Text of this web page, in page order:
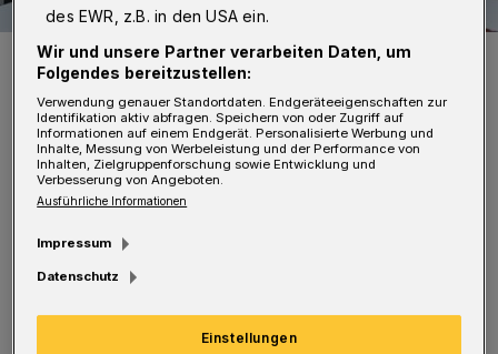
Foto: Matthias Kehren
"Wir haben in den letzten drei Jahren gezeigt,
werden kann. Mit vielen Bürgerinnen und
Bürger haben wir uns z.B. erfolgreich dagegen
gestemmt, dass 2015 der Carnaper Platz als
des EWR, z.B. in den USA ein.
Wir und unsere Partner verarbeiten Daten, um
Folgendes bereitzustellen:
Verwendung genauer Standortdaten. Endgeräteeigenschaften zur
Identifikation aktiv abfragen. Speichern von oder Zugriff auf
Informationen auf einem Endgerät. Personalisierte Werbung und
Inhalte, Messung von Werbeleistung und der Performance von
Inhalten, Zielgruppenforschung sowie Entwicklung und
Verbesserung von Angeboten.
Ausführliche Informationen
Impressum
Datenschutz
Einstellungen